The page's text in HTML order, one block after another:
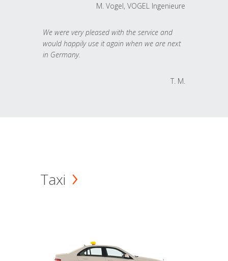
M. Vogel, VOGEL Ingenieure
We were very pleased with the service and
would happily use it again when we are next
in Germany.
T. M.
Taxi